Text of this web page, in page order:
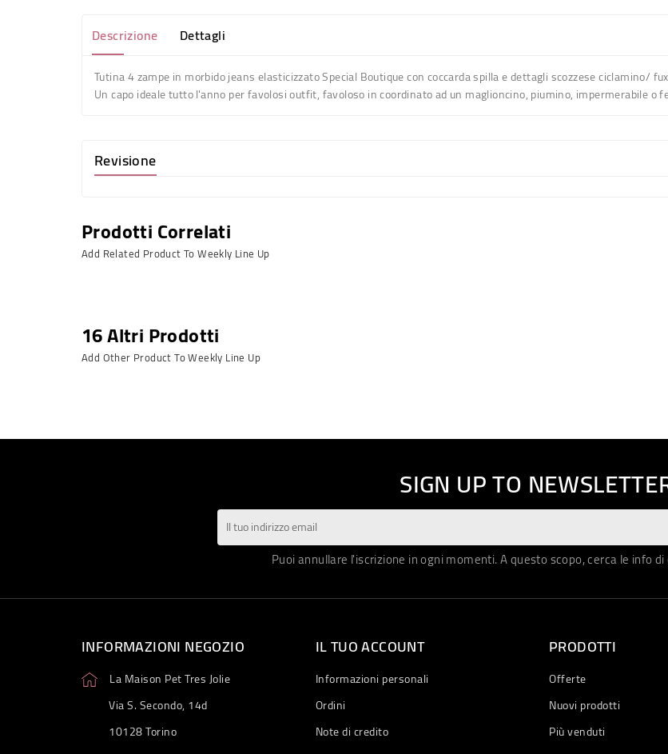
Descrizione Dettagli
Tutina 4 zampe in morbido jeans elasticizzato Special Boutique con coccarda spilla e dettagli scozzese ciclamino/
Un capo ideale tutto l'anno per favolosi outfit, favoloso in coordinato ad un maglioncino, piumino, impermerabile o
Revisione
Prodotti Correlati
Add Related Product To Weekly Line Up
16 Altri Prodotti
Add Other Product To Weekly Line Up
SIGN UP TO
Puoi annullare l'iscrizione in ogni momenti. A questo scopo, cerca le info
INFORMAZIONI NEGOZIO
La Maison Pet Tres Jolie
Via S. Secondo, 14d
10128 Torino
IL TUO ACCOUNT
Informazioni personali
Ordini
Note di credito
PRODOTTI
Offerte
Nuovi prodotti
Più venduti